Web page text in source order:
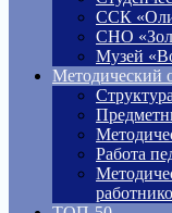
ССК
СНО
Музей
Методический
Работа